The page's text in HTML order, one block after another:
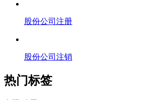
股份公司注册
股份公司注销
热门标签